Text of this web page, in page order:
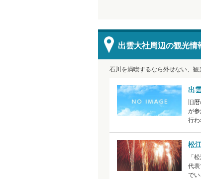
出雲大社周辺の観光情
石川を満喫するなら外せない、
出
旧
が
行わ
松
「
代
でい